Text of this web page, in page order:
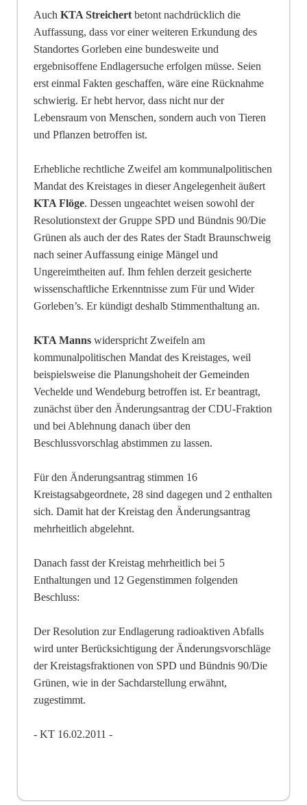
Auch KTA Streichertbetont nachdrücklich die
Auffassung, dass vor einer weiteren Erkundung des
Standortes Gorleben eine bundesweite und
ergebnisoffene Endlagersuche erfolgen müsse. Seien
erst einmal Fakten geschaffen, wäre eine Rücknahme
schwierig. Er hebt hervor, dass nicht nur der
Lebensraum von Menschen, sondern auch von Tieren
und Pflanzen betroffen ist.
Erhebliche rechtliche Zweifel am kommunalpolitischen
Mandat des Kreistages in dieser Angelegenheit äußert
KTA Flöge. Dessen ungeachtet weisen sowohl der
Resolutionstext der Gruppe SPD und Bündnis 90/Die
Grünen als auch der des Rates der Stadt Braunschweig
nach seiner Auffassung einige Mängel und
Ungereimtheiten auf. Ihm fehlen derzeit gesicherte
wissenschaftliche Erkenntnisse zum Für und Wider
Gorleben’s. Er kündigt deshalb Stimmenthaltung an.
KTA Mannswiderspricht Zweifeln am
kommunalpolitischen Mandat des Kreistages, weil
beispielsweise die Planungshoheit der Gemeinden
Vechelde und Wendeburg betroffen ist. Er beantragt,
zunächst über den Änderungsantrag der CDU-Fraktion
und bei Ablehnung danach über den
Beschlussvorschlag abstimmen zu lassen.
Für den Änderungsantrag stimmen 16
Kreistagsabgeordnete, 28 sind dagegen und 2 enthalten
sich. Damit hat der Kreistag den Änderungsantrag
mehrheitlich abgelehnt.
Danach fasst der Kreistag mehrheitlich bei 5
Enthaltungen und 12 Gegenstimmen folgenden
Beschluss:
Der Resolution zur Endlagerung radioaktiven Abfalls
wird unter Berücksichtigung der Änderungsvorschläge
der Kreistagsfraktionen von SPD und Bündnis 90/Die
Grünen, wie in der Sachdarstellung erwähnt,
zugestimmt.
- KT 16.02.2011 -